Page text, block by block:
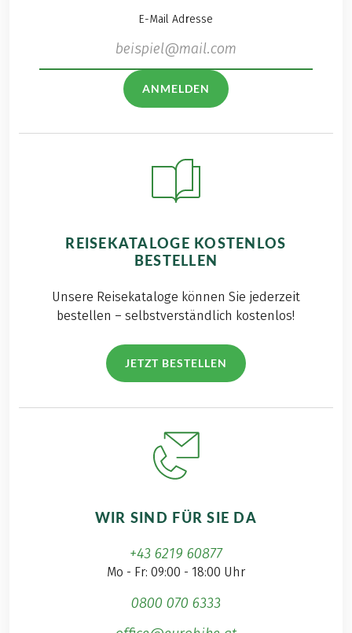
E-Mail Adresse
ANMELDEN
REISEKATALOGE KOSTENLOS
BESTELLEN
Unsere Reisekataloge können Sie jederzeit
bestellen – selbstverständlich kostenlos!
JETZT BESTELLEN
WIR SIND FÜR SIE DA
+43 6219 60877
Mo - Fr: 09:00 - 18:00 Uhr
0800 070 6333